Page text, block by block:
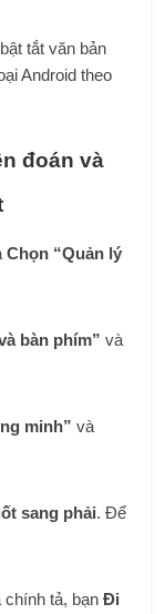
tắt văn bản
Android theo
đoán và
Chọn “Quản lý
bàn phím” và
minh” và
sang phải. Để
chính tả, bạnĐi